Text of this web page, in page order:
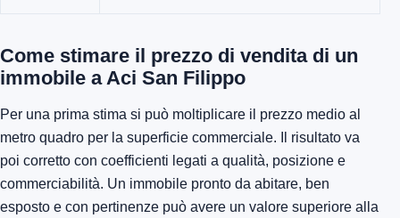
Come stimare il prezzo di vendita di un
immobile a Aci San Filippo
Per una prima stima si può moltiplicare il prezzo medio al
metro quadro per la superficie commerciale. Il risultato va
poi corretto con coefficienti legati a qualità, posizione e
commerciabilità. Un immobile pronto da abitare, ben
esposto e con pertinenze può avere un valore superiore alla